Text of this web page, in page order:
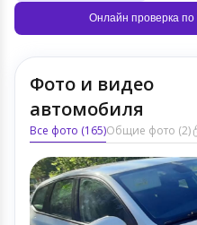
Онлайн проверка по
Фото и видео
автомобиля
Все фото (165)Общие фото (2)